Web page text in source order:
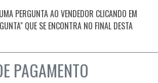
PERGUNTA AO VENDEDOR CLICANDO EM
QUE SE ENCONTRA NO FINAL DESTA
PAGAMENTO